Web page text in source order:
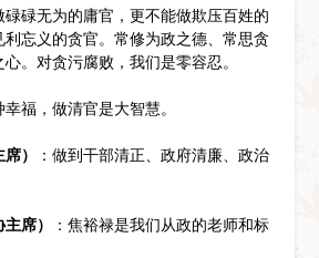
碌碌无为的庸官，更不能做欺压百姓的
忘义的贪官。常修为政之德、常思贪
。对贪污腐败，我们是零容忍。
福，做清官是大智慧。
）
：做到干部清正、政府清廉、政治
席）
：焦裕禄是我们从政的老师和标